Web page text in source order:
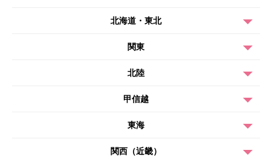
北海道・東北
関東
北陸
甲信越
東海
関西（近畿）